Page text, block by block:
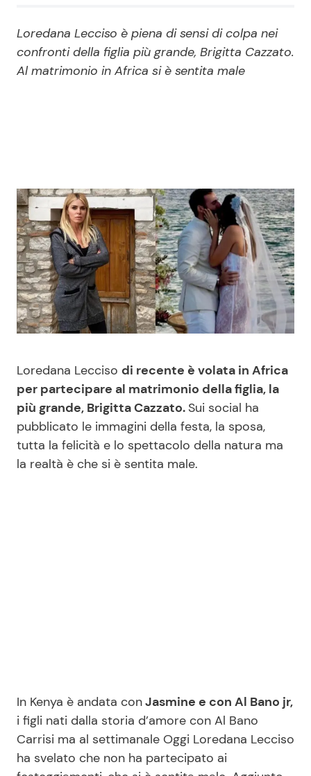
Soap Opera
News Spettacolo
Benessere
Casa
Moda e Style
Mondo Mamma
News benessere
Salute
Cucina e Ricette
Consigli di Cucina
Dolci
Le Ricette in TV
Primi Piatti
Ricette Facili e Veloci
Disclaimer e Privacy
Redazione
Contattaci
Loredana Lecciso è piena di sensi di colpa nei
confronti della figlia più grande, Brigitta Cazzato.
Al matrimonio in Africa si è sentita male
Loredana Lecciso di recente è volata in Africa
per partecipare al matrimonio della figlia, la
più grande, Brigitta Cazzato. Sui social ha
pubblicato le immagini della festa, la sposa,
tutta la felicità e lo spettacolo della natura ma
la realtà è che si è sentita male.
In Kenya è andata conJasmine e con Al Bano jr,
i figli nati dalla storia d’amore con Al Bano
Carrisi ma al settimanale Oggi Loredana Lecciso
ha svelato che non ha partecipato ai